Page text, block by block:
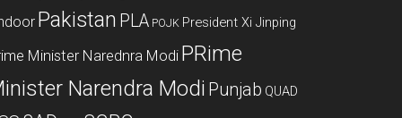
Pakistan PLA POJK President Xi Jinping
Minister Narednra Modi PRime
Narendra Modi Punjab QUAD